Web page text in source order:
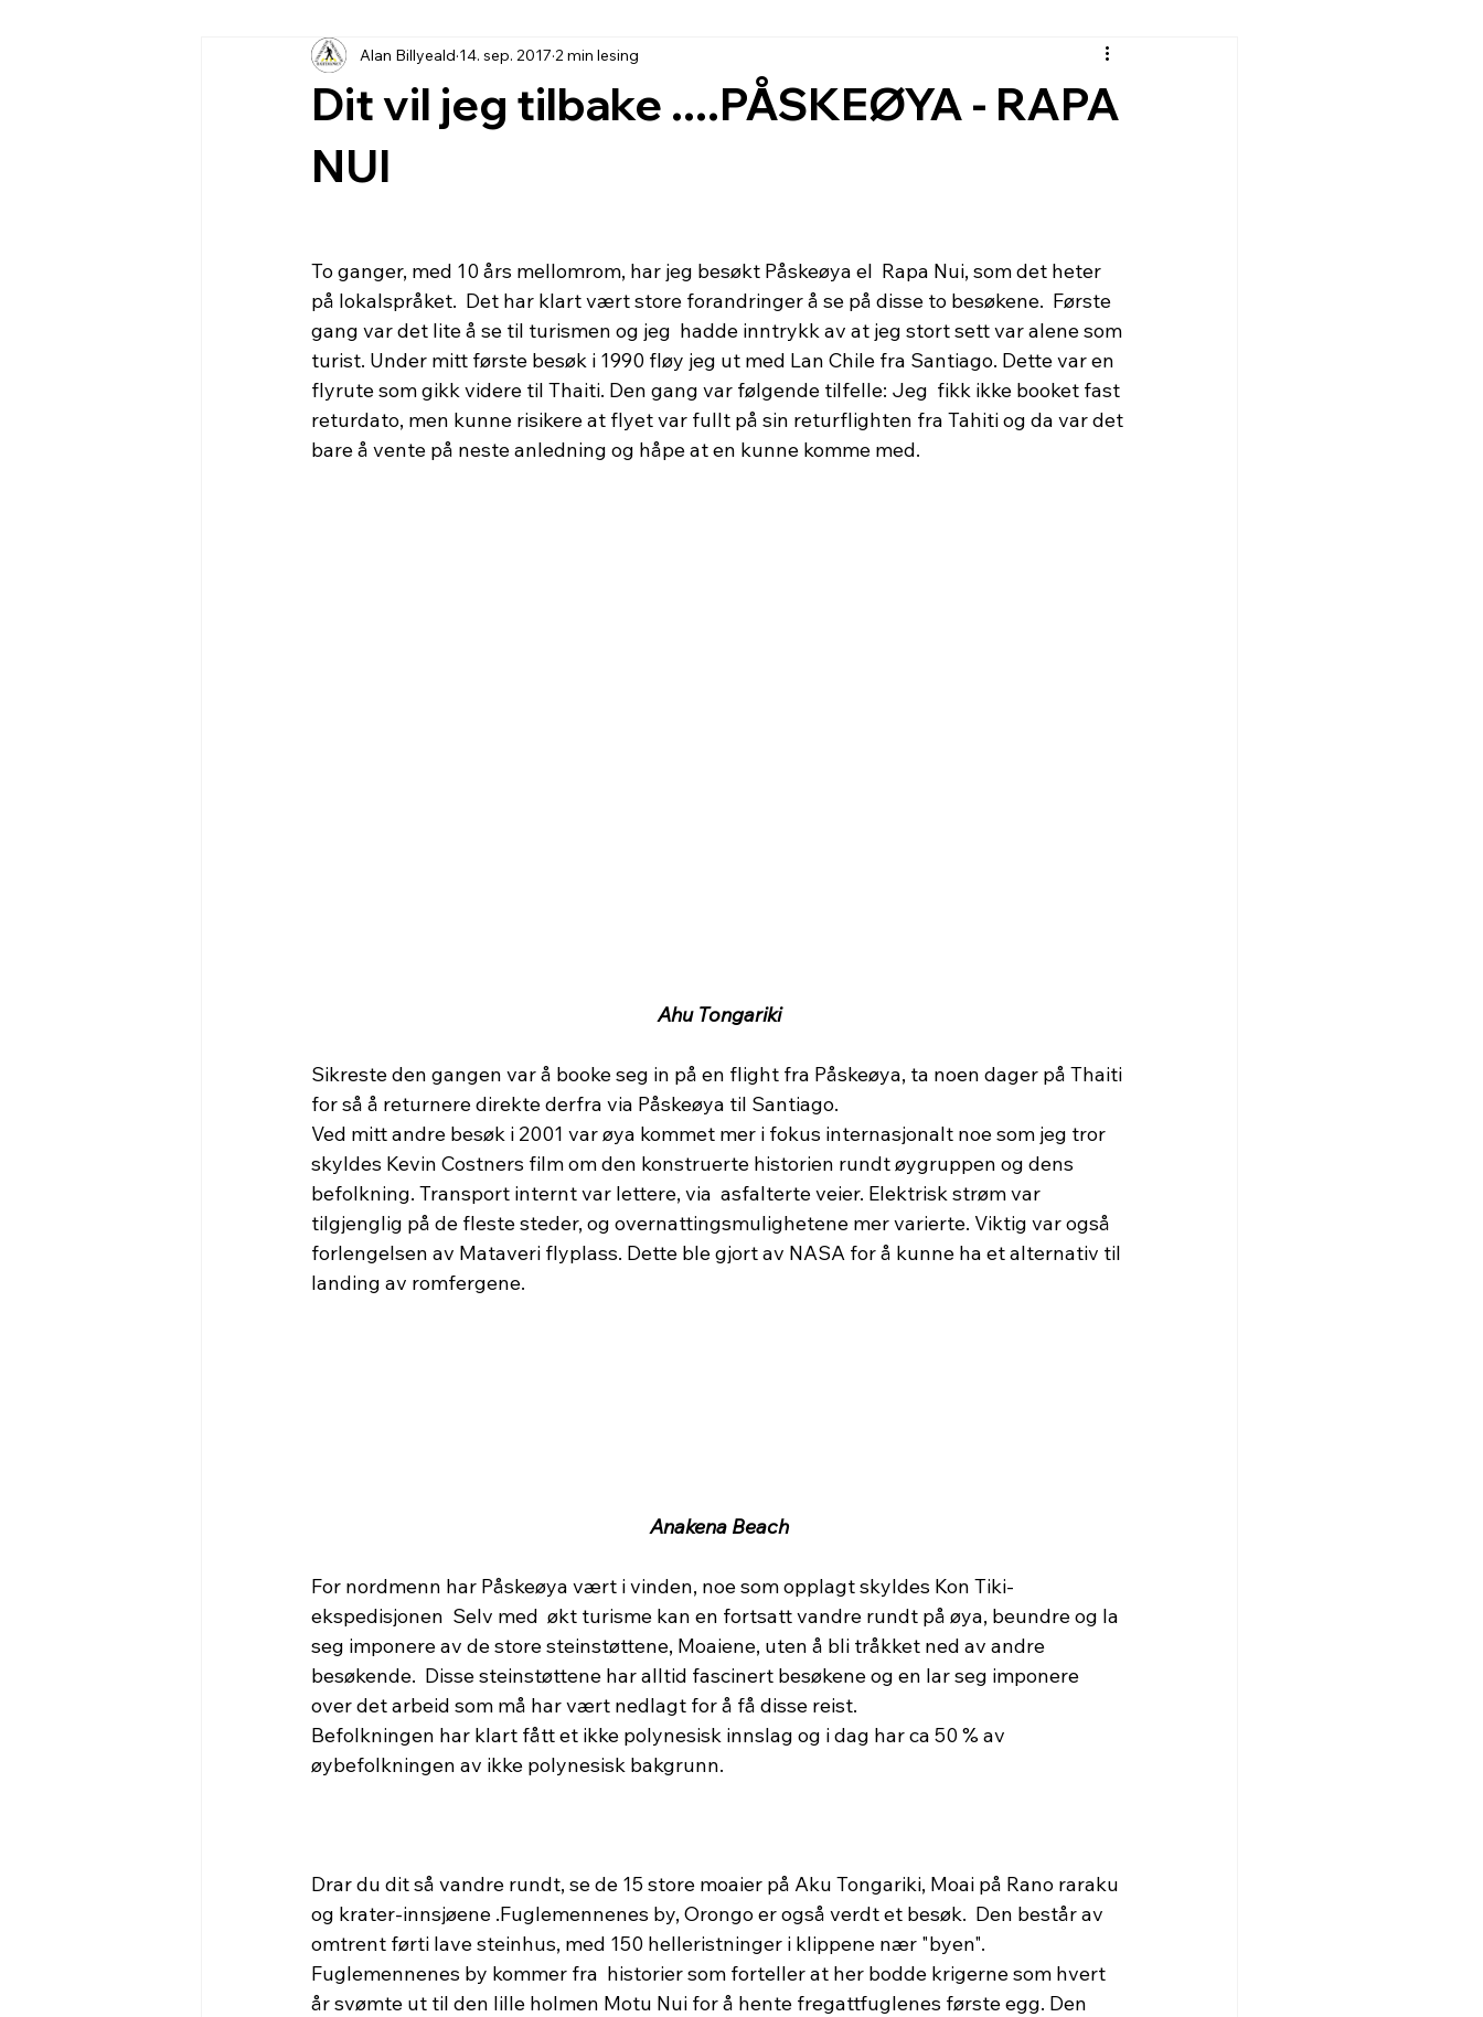
Dit vil jeg tilbake ....PÅSKEØYA - RAPA
NUI
Alan Billyeald 14. sep. 2017 2 min lesing
To ganger, med 10 års mellomrom, har jeg besøkt Påskeøya el  Rapa Nui, som det heter
på lokalspråket.  Det har klart vært store forandringer å se på disse to besøkene.  Første
gang var det lite å se til turismen og jeg  hadde inntrykk av at jeg stort sett var alene som
turist. Under mitt første besøk i 1990 fløy jeg ut med Lan Chile fra Santiago. Dette var en
flyrute som gikk videre til Thaiti. Den gang var følgende tilfelle: Jeg  fikk ikke booket fast
returdato, men kunne risikere at flyet var fullt på sin returflighten fra Tahiti og da var det
bare å vente på neste anledning og håpe at en kunne komme med.
Ahu Tongariki
Sikreste den gangen var å booke seg in på en flight fra Påskeøya, ta noen dager på Thaiti
for så å returnere direkte derfra via Påskeøya til Santiago.
Ved mitt andre besøk i 2001 var øya kommet mer i fokus internasjonalt noe som jeg tror
skyldes Kevin Costners film om den konstruerte historien rundt øygruppen og dens
befolkning. Transport internt var lettere, via  asfalterte veier. Elektrisk strøm var
tilgjenglig på de fleste steder, og overnattingsmulighetene mer varierte. Viktig var også
forlengelsen av Mataveri flyplass. Dette ble gjort av NASA for å kunne ha et alternativ til
landing av romfergene.
Anakena Beach
For nordmenn har Påskeøya vært i vinden, noe som opplagt skyldes Kon Tiki-
ekspedisjonen  Selv med  økt turisme kan en fortsatt vandre rundt på øya, beundre og la
seg imponere av de store steinstøttene, Moaiene, uten å bli tråkket ned av andre
besøkende.  Disse steinstøttene har alltid fascinert besøkene og en lar seg imponere
over det arbeid som må har vært nedlagt for å få disse reist.
Befolkningen har klart fått et ikke polynesisk innslag og i dag har ca 50 % av
øybefolkningen av ikke polynesisk bakgrunn.
Drar du dit så vandre rundt, se de 15 store moaier på Aku Tongariki, Moai på Rano raraku
og krater-innsjøene .Fuglemennenes by, Orongo er også verdt et besøk.  Den består av
omtrent førti lave steinhus, med 150 helleristninger i klippene nær "byen".
Fuglemennenes by kommer fra  historier som forteller at her bodde krigerne som hvert
år svømte ut til den lille holmen Motu Nui for å hente fregattfuglenes første egg. Den